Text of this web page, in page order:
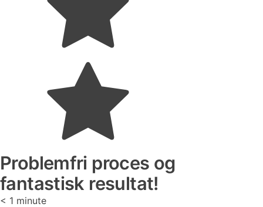
Problemfri proces og
fantastisk resultat!
< 1 minute